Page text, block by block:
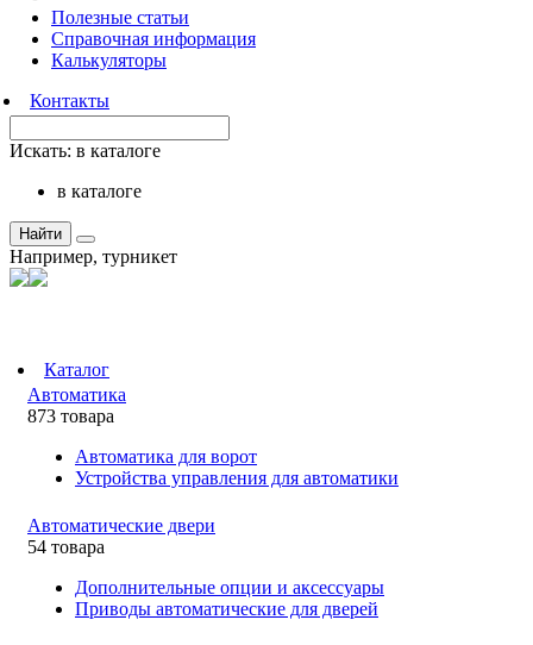
Полезные статьи
Справочная информация
Калькуляторы
Контакты
Искать: в каталоге
в каталоге
Найти
Например, турникет
Каталог
Автоматика
873 товара
Автоматика для ворот
Устройства управления для автоматики
Автоматические двери
54 товара
Дополнительные опции и аксессуары
Приводы автоматические для дверей